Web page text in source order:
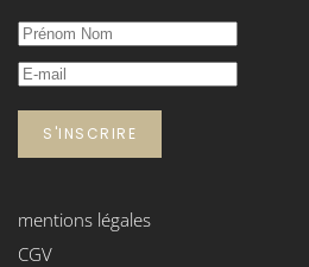
S'INSCRIRE
mentions légales
CGV